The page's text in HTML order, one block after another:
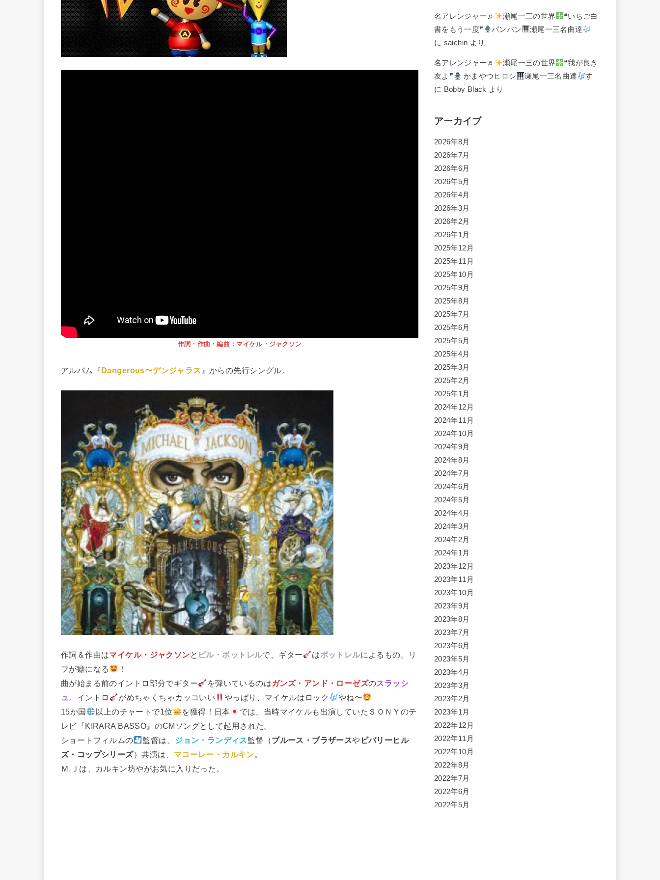
作詞・作曲・編曲：マイケル・ジャクソン
アルバム『Dangerous〜デンジャラス 』からの先行シングル。
作詞＆作曲はマイケル・ジャクソンと ビル・ボットレルで、ギター はボットレルによるもの。リ
フが癖になる
！
曲が始まる前のイントロ部分でギター
を弾いているのはガンズ・アンド・ローゼズのスラッシ
ュ 。イントロ がめちゃくちゃカッコいい やっぱり、マイケルはロック
やね〜
15か国
以上のチャートで1位 を獲得！日本
では、当時マイケルも出演していたＳＯＮＹのテ
レビ『KIRARA BASSO』のCMソングとして起用された。
ショートフィルムの
監督は、 ジョン・ランディス監督（ブルース・ブラザースや ビバリーヒル
ズ・コップシリーズ）共演は、 マコーレー・カルキン。
Ｍ.Ｊは、カルキン坊やがお気に入りだった。
名アレンジャー♬ 瀬尾一三の世界
❝いちご白
書をもう一度❞
バンバン
瀬尾一三名曲達
に saichin より
名アレンジャー♬ 瀬尾一三の世界
❝我が良き
友よ❞
かまやつヒロシ 瀬尾一三名曲達
す
に Bobby Black より
アーカイブ
2026年8月
2026年7月
2026年6月
2026年5月
2026年4月
2026年3月
2026年2月
2026年1月
2025年12月
2025年11月
2025年10月
2025年9月
2025年8月
2025年7月
2025年6月
2025年5月
2025年4月
2025年3月
2025年2月
2025年1月
2024年12月
2024年11月
2024年10月
2024年9月
2024年8月
2024年7月
2024年6月
2024年5月
2024年4月
2024年3月
2024年2月
2024年1月
2023年12月
2023年11月
2023年10月
2023年9月
2023年8月
2023年7月
2023年6月
2023年5月
2023年4月
2023年3月
2023年2月
2023年1月
2022年12月
2022年11月
2022年10月
2022年8月
2022年7月
2022年6月
2022年5月